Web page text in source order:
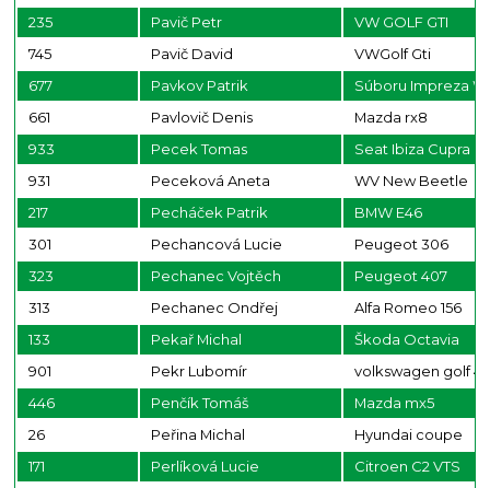
235
Pavič Petr
VW GOLF GTI
745
Pavič David
VWGolf Gti
677
Pavkov Patrik
Súboru Impreza
661
Pavlovič Denis
Mazda rx8
933
Pecek Tomas
Seat Ibiza Cupra
931
Peceková Aneta
WV New Beetle
217
Pecháček Patrik
BMW E46
301
Pechancová Lucie
Peugeot 306
323
Pechanec Vojtěch
Peugeot 407
313
Pechanec Ondřej
Alfa Romeo 156
133
Pekař Michal
Škoda Octavia
901
Pekr Lubomír
volkswagen golf 4
446
Penčík Tomáš
Mazda mx5
26
Peřina Michal
Hyundai coupe
171
Perlíková Lucie
Citroen C2 VTS